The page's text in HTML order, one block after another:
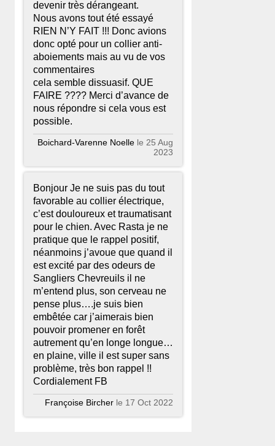
devenir très dérangeant.
Nous avons tout été essayé
RIEN N’Y FAIT !!! Donc avions
donc opté pour un collier anti-
aboiements mais au vu de vos
commentaires
cela semble dissuasif. QUE
FAIRE ???? Merci d’avance de
nous répondre si cela vous est
possible.
Boichard-Varenne Noelle le 25 Aug
2023
Bonjour Je ne suis pas du tout
favorable au collier électrique,
c’est douloureux et traumatisant
pour le chien. Avec Rasta je ne
pratique que le rappel positif,
néanmoins j’avoue que quand il
est excité par des odeurs de
Sangliers Chevreuils il ne
m’entend plus, son cerveau ne
pense plus….je suis bien
embêtée car j’aimerais bien
pouvoir promener en forêt
autrement qu’en longe longue…
en plaine, ville il est super sans
problème, très bon rappel !!
Cordialement FB
Françoise Bircher le 17 Oct 2022